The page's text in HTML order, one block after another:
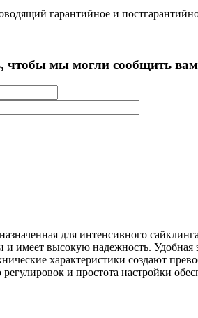
гарантийное и
чтобы мы могли сообщить вам
для интенсивного
имеет высокую надежность. Удобная
характеристики создают
и простота настройки